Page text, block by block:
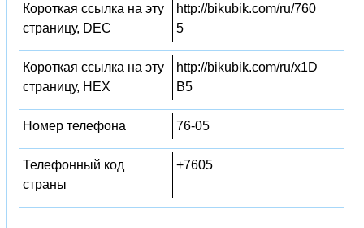
Короткая ссылка на эту
страницу, DEC
http://bikubik.com/ru/760
5
Короткая ссылка на эту
страницу, HEX
http://bikubik.com/ru/x1D
B5
Номер телефона 76-05
Телефонный код
страны
+7605